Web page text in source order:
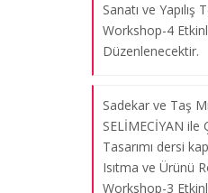
Sanatı ve Yapılış
Workshop-4
Düzenlenecektir.
Sadekar ve Taş
SELİMECİYAN
Tasarımı dersi
Isıtma ve Ürünü
Workshop-3
Sadekar, Devlet
DİKENEL ile "
Düzenlenmiştir.
23.05.2025